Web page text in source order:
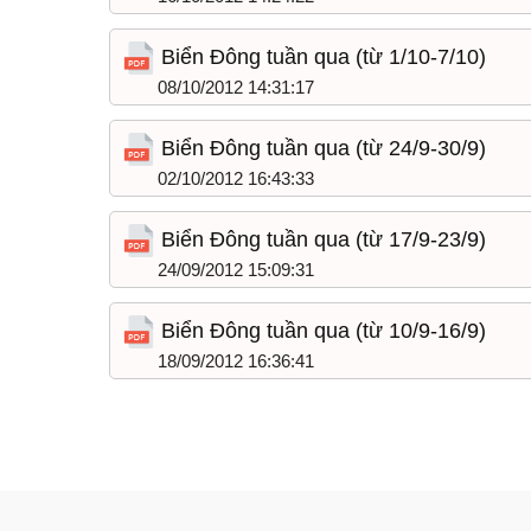
Biển Đông tuần qua (từ 1/10-7/10)
08/10/2012 14:31:17
Biển Đông tuần qua (từ 24/9-30/9)
02/10/2012 16:43:33
Biển Đông tuần qua (từ 17/9-23/9)
24/09/2012 15:09:31
Biển Đông tuần qua (từ 10/9-16/9)
18/09/2012 16:36:41